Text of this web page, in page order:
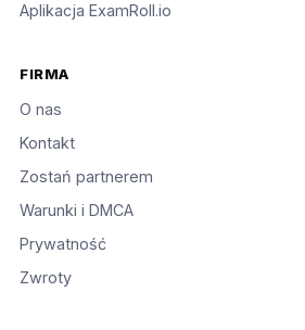
Aplikacja ExamRoll.io
FIRMA
O nas
Kontakt
Zostań partnerem
Warunki i DMCA
Prywatność
Zwroty